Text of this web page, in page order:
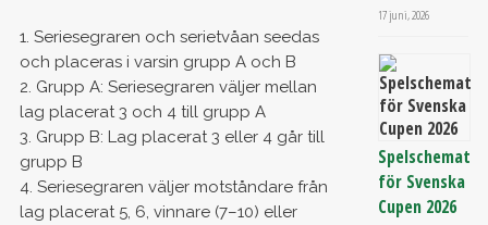
1. Seriesegraren och serietvåan seedas
och placeras i varsin grupp A och B
2. Grupp A: Seriesegraren väljer mellan
lag placerat 3 och 4 till grupp A
3. Grupp B: Lag placerat 3 eller 4 går till
grupp B
4. Seriesegraren väljer motståndare från
lag placerat 5, 6, vinnare (7–10) eller
17 juni, 2026
Spelschemat
för Svenska
Cupen 2026